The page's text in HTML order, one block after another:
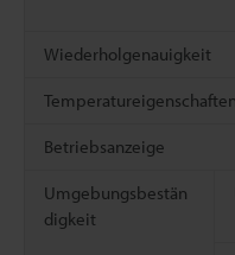
Wiederholgenauigkeit
Temperatureigenschaften
Betriebsanzeige
Umgebungsbestän
digkeit